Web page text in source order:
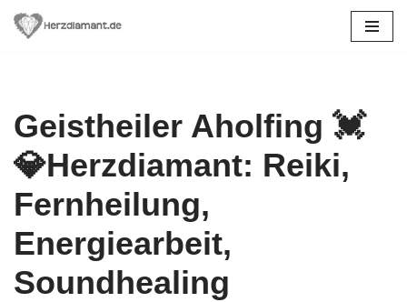
Geistheiler Aholfing 💓️
💎Herzdiamant: Reiki,
Fernheilung,
Energiearbeit,
Soundhealing